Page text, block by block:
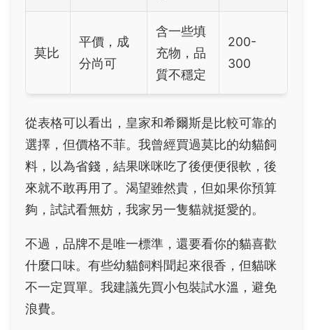
莫比
平價，成
分尚可
含一些填
充物，品
質不穩定
200-
300
從表格可以看出，皇家和希爾斯是比較可靠的
選擇，但價格不菲。我曾經買過莫比的幼貓飼
料，以為省錢，結果咪咪吃了後便便很軟，後
來就不敢再用了。渴望雖然貴，但如果你預算
夠，試試看無妨，我家另一隻貓就挺愛的。
不過，品牌不是唯一標準，還要看你的貓喜歡
什麼口味。有些幼貓飼料聞起來很香，但貓咪
不一定買單。我建議先買小包裝試水溫，避免
浪費。